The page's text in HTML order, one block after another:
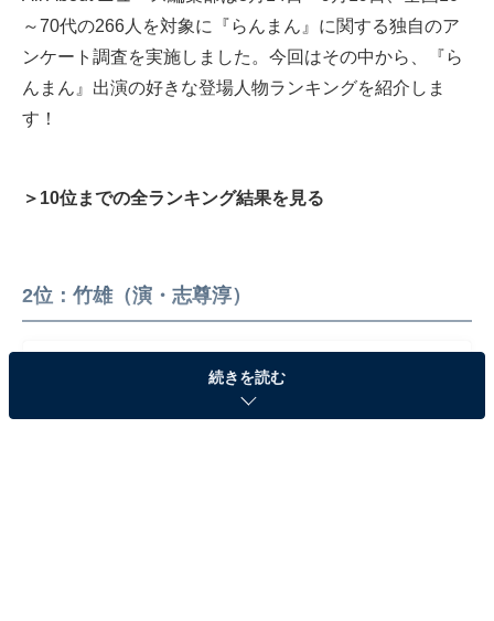
～70代の266人を対象に『らんまん』に関する独自のア
ンケート調査を実施しました。今回はその中から、『ら
んまん』出演の好きな登場人物ランキングを紹介しま
す！
＞10位までの全ランキング結果を見る
2位：竹雄（演・志尊淳）
続きを読む